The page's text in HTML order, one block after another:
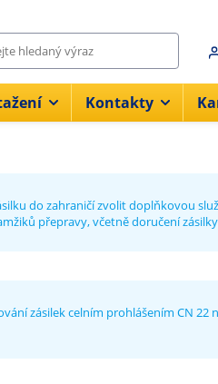
Kontakty
do zahraničí zvolit doplňkovou
přepravy, včetně doručení
zásilek celním prohlášením CN 22